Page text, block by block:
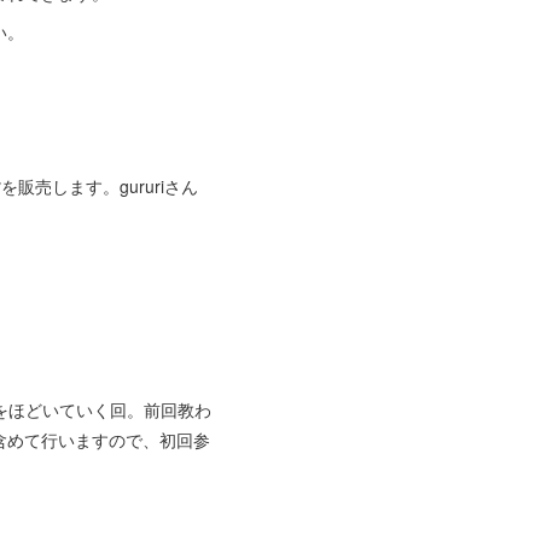
販売します。gururiさん
どいていく回。前回教わ
て行いますので、初回参